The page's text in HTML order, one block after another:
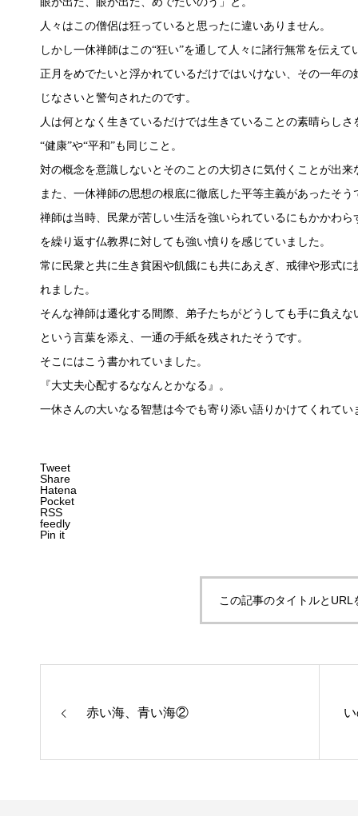
人々はこの僧侶は狂っていると思ったに違いありません。
しかし一休禅師はこの“狂い”を通して人々に諸行無常を伝えて
正月をめでたいと浮かれているだけではいけない、その一年
じなさいと警句されたのです。
人は何となく生きているだけでは生きていることの素晴らし
“健康”や“平和”も同じこと。
対の概念を意識しないとそのことの大切さに気付くことが出来
また、一休禅師の思想の根底に徹底した平等主義があったそう
禅師は当時、民衆が苦しい生活を強いられているにもかかわ
を繰り返す仏教界に対しても強い憤りを感じていました。
常に民衆と共に生き貧困や飢餓にも共にあえぎ、戒律や形式
れました。
そんな禅師は遷化する間際、弟子たちがどうしても手に負え
という言葉を添え、一通の手紙を残されたそうです。
そこにはこう書かれていました。
『大丈夫心配するななんとかなる』。
一休さんの大いなる智慧は今でも寄り添い語りかけてくれてい
Tweet
Share
Hatena
Pocket
RSS
feedly
Pin it
この記事のタイトルとURL
赤い海、青い海②